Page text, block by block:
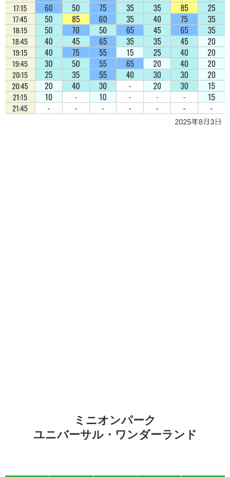
ミニオンパーク
ユニバーサル・ワンダーランド